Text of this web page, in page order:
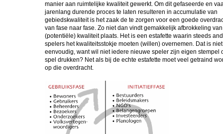
manier aan ruimtelijke kwaliteit gewerkt. Om dit gefaseerde en
jarenlang durende proces te laten resulteren in accumulatie van
gebiedskwaliteit is het zaak de te zorgen voor een goede
van fase naar fase. Zo niet dan vindt gemakkelijk afbrokkeling van
(potentiële) kwaliteit plaats. Het is een estafette waarin steeds
spelers het kwaliteitsstokje moeten (willen) overnemen. Dat is niet
eenvoudig, want wil niet iedere nieuwe speler zijn eigen stempel
spel drukken? Net als bij de echte estafette moet veel getraind
op die overdracht.